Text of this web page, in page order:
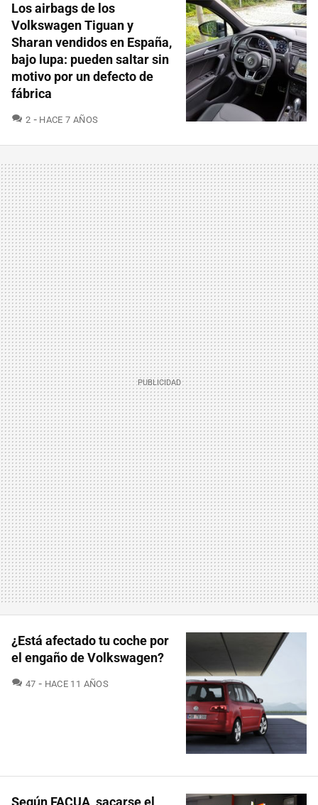
Los airbags de los
Volkswagen Tiguan y
Sharan vendidos en España,
bajo lupa: pueden saltar sin
motivo por un defecto de
fábrica
2 COMENTARIOS
HACE 7 AÑOS
¿Está afectado tu coche por
el engaño de Volkswagen?
47 COMENTARIOS
HACE 11 AÑOS
Según FACUA, sacarse el